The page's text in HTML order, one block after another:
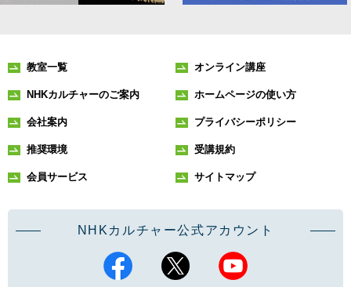
教室一覧 オンライン講座
NHKカルチャーのご案内 ホームページの使い方
会社案内 プライバシーポリシー
推奨環境 受講規約
会員サービス サイトマップ
NHKカルチャー公式アカウント